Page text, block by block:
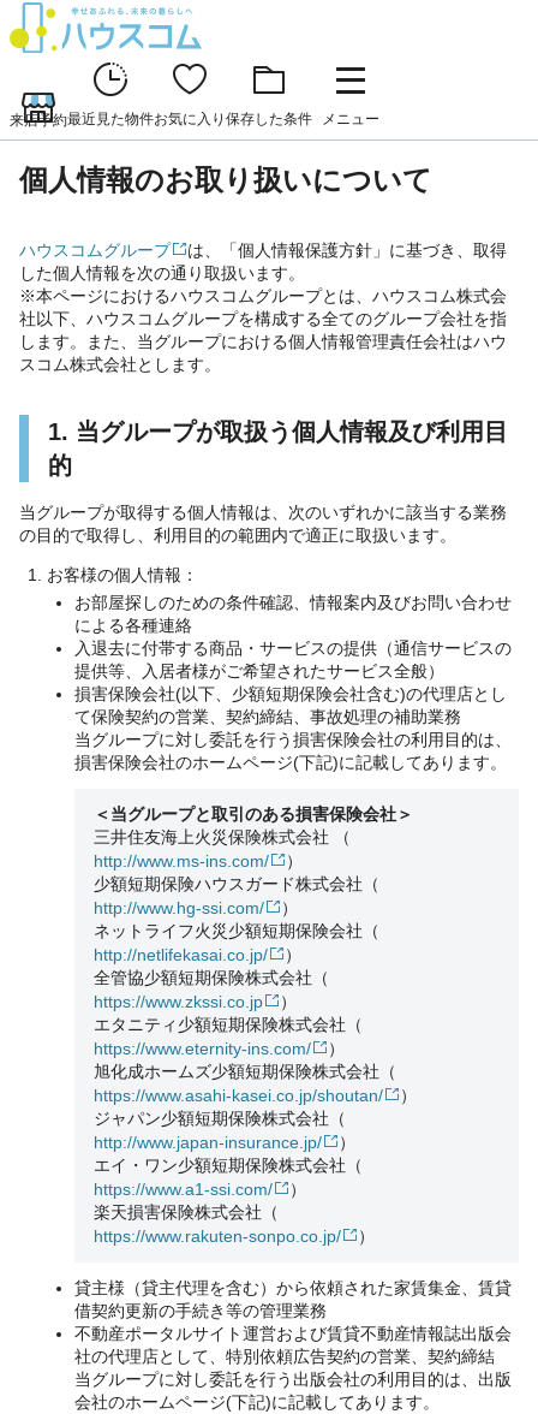
来店予約最近見た物件お気に入り 保存した条件 メニュー
個人情報のお取り扱いについて
ハウスコムグループ
は、「個人情報保護方針」に基づき、取得
した個人情報を次の通り取扱います。
※本ページにおけるハウスコムグループとは、ハウスコム株式会
社以下、ハウスコムグループを構成する全てのグループ会社を指
します。また、当グループにおける個人情報管理責任会社はハウ
スコム株式会社とします。
1. 当グループが取扱う個人情報及び利用目
的
当グループが取得する個人情報は、次のいずれかに該当する業務
の目的で取得し、利用目的の範囲内で適正に取扱います。
お客様の個人情報：
お部屋探しのための条件確認、情報案内及びお問い合わせ
による各種連絡
入退去に付帯する商品・サービスの提供（通信サービスの
提供等、入居者様がご希望されたサービス全般）
損害保険会社(以下、少額短期保険会社含む)の代理店とし
て保険契約の営業、契約締結、事故処理の補助業務
当グループに対し委託を行う損害保険会社の利用目的は、
損害保険会社のホームページ(下記)に記載してあります。
＜当グループと取引のある損害保険会社＞
三井住友海上火災保険株式会社
（
http://www.ms-ins.com/
）
少額短期保険ハウスガード株式会社 （
http://www.hg-ssi.com/
）
ネットライフ火災少額短期保険会社 （
http://netlifekasai.co.jp/
）
全管協少額短期保険株式会社 （
https://www.zkssi.co.jp
）
エタニティ少額短期保険株式会社 （
https://www.eternity-ins.com/
）
旭化成ホームズ少額短期保険株式会社 （
https://www.asahi-kasei.co.jp/shoutan/
）
ジャパン少額短期保険株式会社 （
http://www.japan-insurance.jp/
）
エイ・ワン少額短期保険株式会社 （
https://www.a1-ssi.com/
）
楽天損害保険株式会社 （
https://www.rakuten-sonpo.co.jp/
）
貸主様（貸主代理を含む）から依頼された家賃集金、賃貸
借契約更新の手続き等の管理業務
不動産ポータルサイト運営および賃貸不動産情報誌出版会
社の代理店として、特別依頼広告契約の営業、契約締結
当グループに対し委託を行う出版会社の利用目的は、出版
会社のホームページ(下記)に記載してあります。